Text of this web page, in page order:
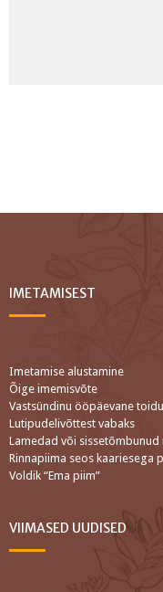
IMETAMISEST
Imetamise alustamine
Õige imemisvõte
Vastsündinu ööpäevane
Lutipudelivõttest vabaks
Lamedad või sissetõmbunud
Rinnapiima seos kaariesega
Voldik “Ema piim”
VIIMASED UUDISED